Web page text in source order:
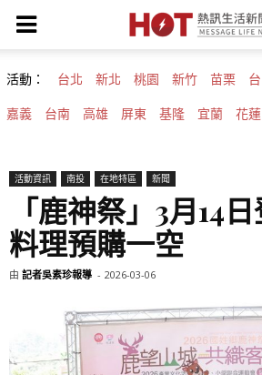
活動： 台北 新北 桃園 新竹 苗栗
嘉義 台南 高雄 屏東 基隆 宜蘭 花蓮
活動資訊 南投 在地特區 新聞
「鹿神祭」3月14
料理預購一空
由 記者吳素珍報導 - 2026-03-06